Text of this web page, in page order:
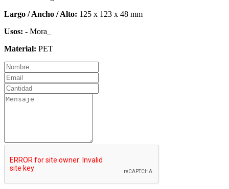
Largo / Ancho / Alto: 125 x 123 x 48 mm
Usos: - Mora_
Material: PET